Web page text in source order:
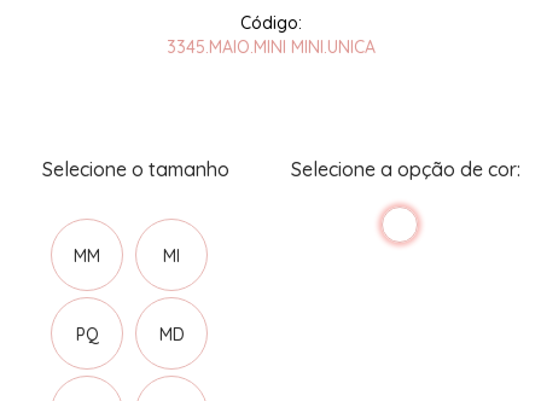
3345.MAIO.MINI MINI.UNICA
MM MI
PQ MD